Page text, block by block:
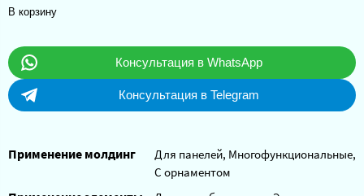
В корзину
Консультация в WhatsApp
Консультация в Telegram
Применение молдинг
Для панелей, Многофункциональные,
С орнаментом